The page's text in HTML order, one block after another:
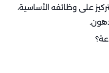
على وظائفه الأساسية،